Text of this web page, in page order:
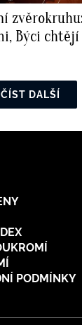
Býci
DALŠÍ
PODMÍNKY